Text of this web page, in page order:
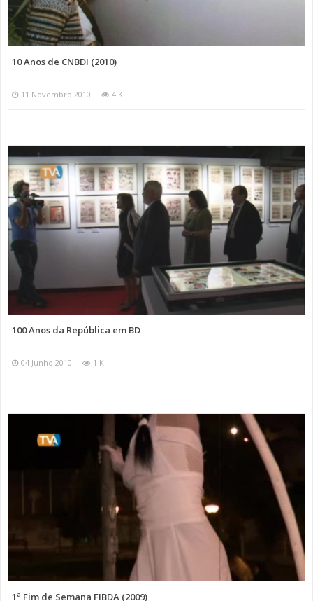
10 Anos de CNBDI (2010)
11 Novembro 2010 4 K
100 Anos da República em BD
04 Junho 2010 1 K
1ª Fim de Semana FIBDA (2009)